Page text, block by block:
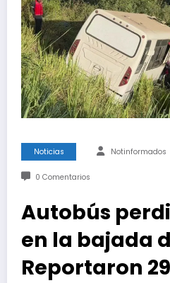
Noticias Notinformados
0 Comentarios
Autobús
en la bajada
Reportaron